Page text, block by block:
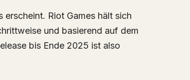
und basierend auf dem
bis Ende 2025 ist also